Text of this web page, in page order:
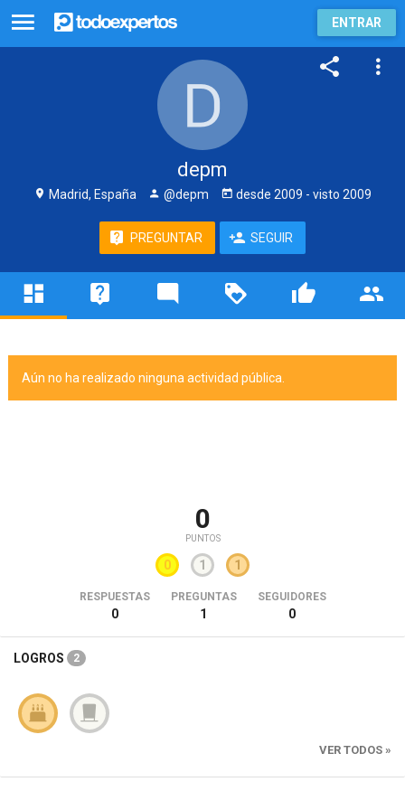
ENTRAR
depm
Madrid, España @depm desde 2009 - visto 2009
PREGUNTAR SEGUIR
Aún no ha realizado ninguna actividad pública.
0
PUNTOS
0 1 1
RESPUESTAS
0
PREGUNTAS
1
SEGUIDORES
0
LOGROS 2
VER TODOS »